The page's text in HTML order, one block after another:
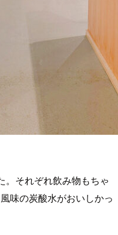
。それぞれ飲み物もちゃ
味の炭酸水がおいしかっ